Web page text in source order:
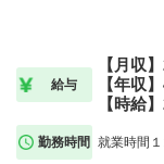
給与
【月収
【年収
【時給
勤務時間 就業時間